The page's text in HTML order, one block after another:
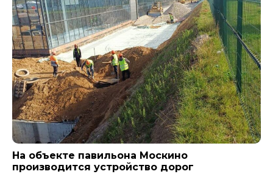
На объекте павильона Москино
производится устройство дорог